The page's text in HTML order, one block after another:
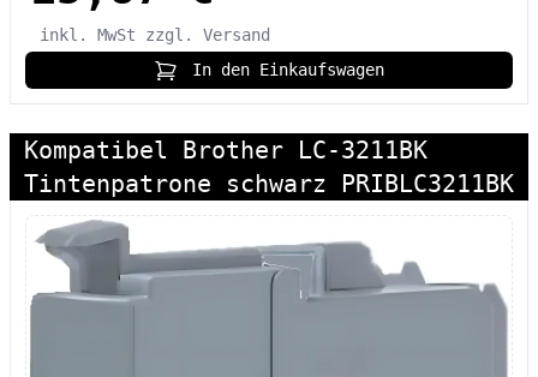
inkl. MwSt
zzgl. Versand
In den Einkaufswagen
Kompatibel Brother LC-3211BK
Tintenpatrone schwarz PRIBLC3211BK